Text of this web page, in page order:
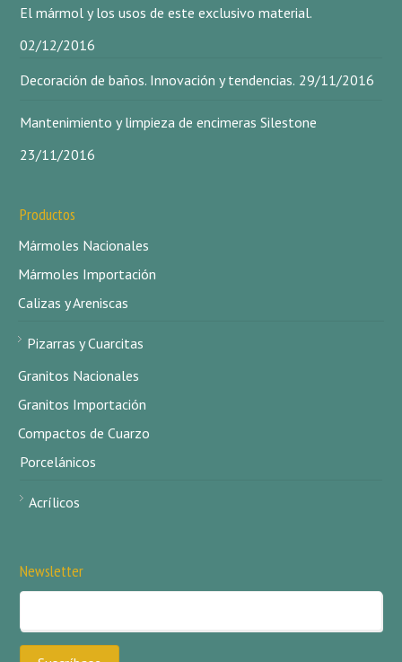
El mármol y los usos de este exclusivo material.
02/12/2016
Decoración de baños. Innovación y tendencias. 29/11/2016
Mantenimiento y limpieza de encimeras Silestone
23/11/2016
Productos
Mármoles Nacionales
Mármoles Importación
Calizas y Areniscas
Pizarras y Cuarcitas
Granitos Nacionales
Granitos Importación
Compactos de Cuarzo
Porcelánicos
Acrílicos
Newsletter